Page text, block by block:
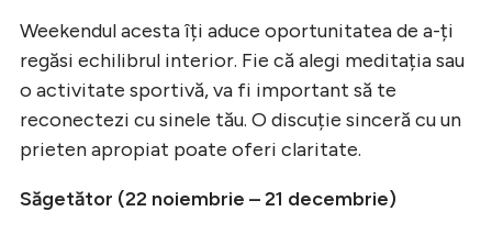
Weekendul acesta îți aduce oportunitatea de a-ți
regăsi echilibrul interior. Fie că alegi meditația sau
o activitate sportivă, va fi important să te
reconectezi cu sinele tău. O discuție sinceră cu un
prieten apropiat poate oferi claritate.
Săgetător (22 noiembrie – 21 decembrie)